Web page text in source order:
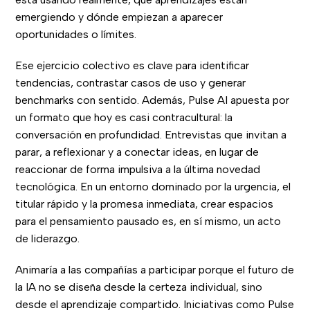
emergiendo y dónde empiezan a aparecer
oportunidades o límites.
Ese ejercicio colectivo es clave para identificar
tendencias, contrastar casos de uso y generar
benchmarks con sentido. Además, Pulse AI apuesta por
un formato que hoy es casi contracultural: la
conversación en profundidad. Entrevistas que invitan a
parar, a reflexionar y a conectar ideas, en lugar de
reaccionar de forma impulsiva a la última novedad
tecnológica. En un entorno dominado por la urgencia, el
titular rápido y la promesa inmediata, crear espacios
para el pensamiento pausado es, en sí mismo, un acto
de liderazgo.
Animaría a las compañías a participar porque el futuro de
la IA no se diseña desde la certeza individual, sino
desde el aprendizaje compartido. Iniciativas como Pulse